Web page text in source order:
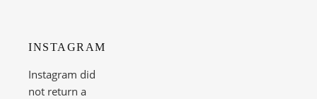
INSTAGRAM
Instagram did
not return a